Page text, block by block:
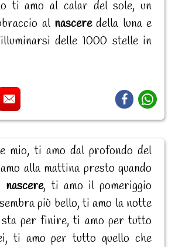
ti amo al calar del sole, un
al nasceredella luna e
delle 1000 stelle in
mio, ti amo dal profondo del
alla mattina presto quando
nascere, ti amo il pomeriggio
più bello, ti amo la notte
per finire, ti amo per tutto
ti amo per tutto quello che